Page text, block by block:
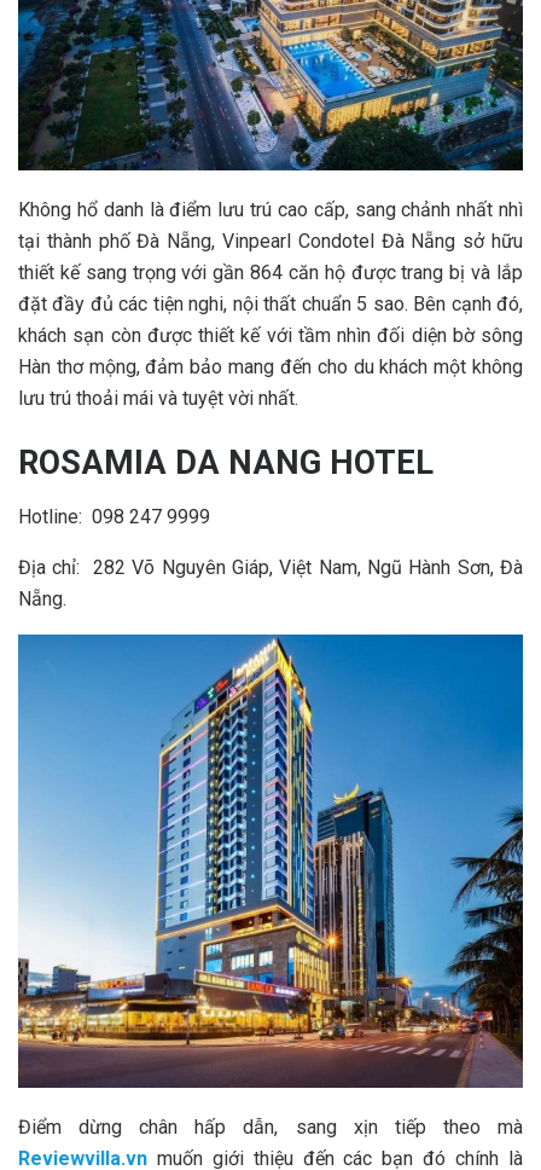
Không hổ danh là điểm lưu trú cao cấp, sang chảnh nhất nhì
tại thành phố Đà Nẵng, Vinpearl Condotel Đà Nẵng sở hữu
thiết kế sang trọng với gần 864 căn hộ được trang bị và lắp
đặt đầy đủ các tiện nghi, nội thất chuẩn 5 sao. Bên cạnh đó,
khách sạn còn được thiết kế với tầm nhìn đối diện bờ sông
Hàn thơ mộng, đảm bảo mang đến cho du khách một không
lưu trú thoải mái và tuyệt vời nhất.
ROSAMIA DA NANG HOTEL
Hotline: 098 247 9999
Địa chỉ:
282 Võ Nguyên Giáp, Việt Nam, Ngũ Hành Sơn, Đà
Nẵng.
Điểm dừng chân hấp dẫn, sang xịn tiếp theo mà
Reviewvilla.vn muốn giới thiệu đến các bạn đó chính là